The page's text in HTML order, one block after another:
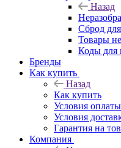
Назад
Сброд
Товары
Коды для
Бренды
Как купить
Назад
Как купить
Условия оплаты
Условия
Гарантия на
Компания